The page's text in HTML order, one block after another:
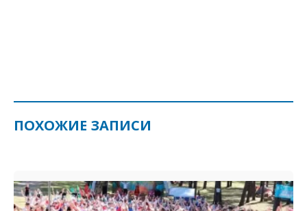
ПОХОЖИЕ ЗАПИСИ